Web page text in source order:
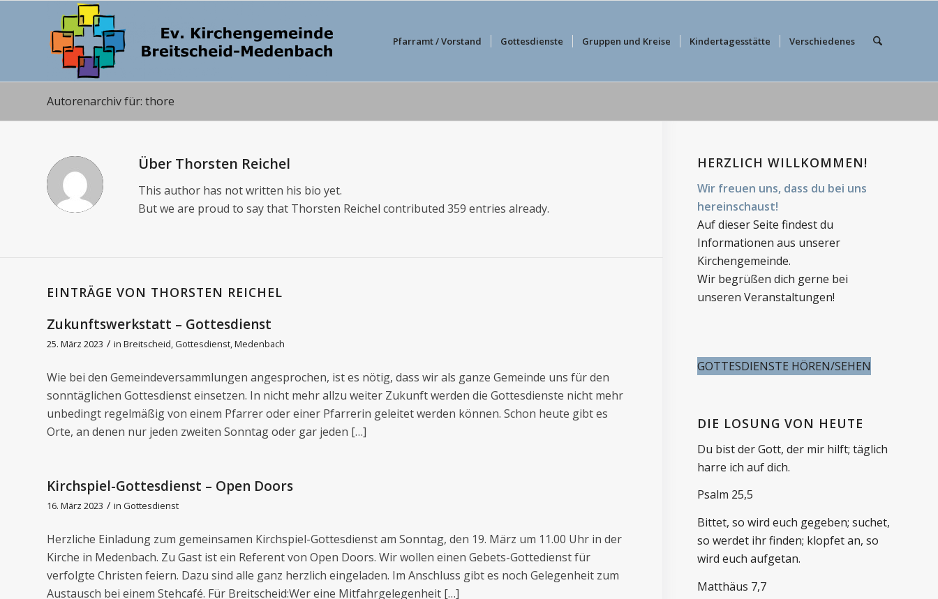
Pfarramt / Vorstand Gottesdienste Gruppen und Kreise Kindertagesstätte Verschiedenes
Autorenarchiv für: thore
Über Thorsten Reichel
This author has not written his bio yet.
But we are proud to say that Thorsten Reichel contributed 359 entries already.
EINTRÄGE VON THORSTEN REICHEL
Zukunftswerkstatt – Gottesdienst
25. März 2023 / in Breitscheid,Gottesdienst,Medenbach
Wie bei den Gemeindeversammlungen angesprochen, ist es nötig, dass wir als ganze Gemeinde uns für den
sonntäglichen Gottesdienst einsetzen. In nicht mehr allzu weiter Zukunft werden die Gottesdienste nicht mehr
unbedingt regelmäßig von einem Pfarrer oder einer Pfarrerin geleitet werden können. Schon heute gibt es
Orte, an denen nur jeden zweiten Sonntag oder gar jeden […]
Kirchspiel-Gottesdienst – Open Doors
16. März 2023 / in Gottesdienst
Herzliche Einladung zum gemeinsamen Kirchspiel-Gottesdienst am Sonntag, den 19. März um 11.00 Uhr in der
Kirche in Medenbach. Zu Gast ist ein Referent von Open Doors. Wir wollen einen Gebets-Gottedienst für
verfolgte Christen feiern. Dazu sind alle ganz herzlich eingeladen. Im Anschluss gibt es noch Gelegenheit zum
Austausch bei einem Stehcafé. Für Breitscheid:Wer eine Mitfahrgelegenheit […]
HERZLICH WILLKOMMEN!
Wir freuen uns, dass du bei uns
hereinschaust!
Auf dieser Seite findest du
Informationen aus unserer
Kirchengemeinde.
Wir begrüßen dich gerne bei
unseren Veranstaltungen!
GOTTESDIENSTE HÖREN/SEHEN
DIE LOSUNG VON HEUTE
Du bist der Gott, der mir hilft; täglich
harre ich auf dich.
Psalm 25,5
Bittet, so wird euch gegeben; suchet,
so werdet ihr finden; klopfet an, so
wird euch aufgetan.
Matthäus 7,7